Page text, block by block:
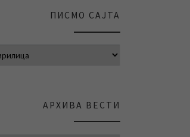
ПИСМО САЈТА
АРХИВА ВЕСТИ